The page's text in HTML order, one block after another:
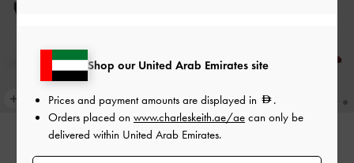
Shop our United Arab Emirates site
Prices and payment amounts are displayed in
.
Orders placed on www.charleskeith.ae/ae can only be
delivered within United Arab Emirates.